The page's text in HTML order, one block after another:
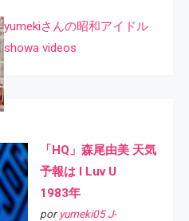
yumekiさんの昭和アイドル
showa videos
「HQ」森尾由美 天気
予報は I Luv U
1983年
por yumeki05 J-